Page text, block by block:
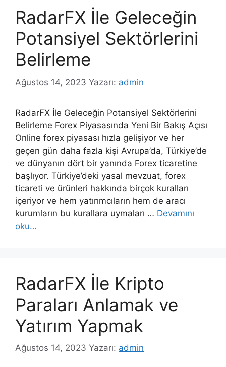
RadarFX İle Geleceğin
Potansiyel Sektörlerini
Belirleme
Ağustos 14, 2023 Yazarı: admin
RadarFX İle Geleceğin Potansiyel Sektörlerini
Belirleme Forex Piyasasında Yeni Bir Bakış Açısı
Online forex piyasası hızla gelişiyor ve her
geçen gün daha fazla kişi Avrupa’da, Türkiye’de
ve dünyanın dört bir yanında Forex ticaretine
başlıyor. Türkiye’deki yasal mevzuat, forex
ticareti ve ürünleri hakkında birçok kuralları
içeriyor ve hem yatırımcıların hem de aracı
kurumların bu kurallara uymaları … Devamını
oku…
RadarFX İle Kripto
Paraları Anlamak ve
Yatırım Yapmak
Ağustos 14, 2023 Yazarı: admin